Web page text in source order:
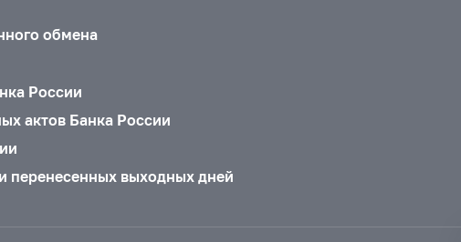
обмена
России
актов Банка России
перенесенных выходных дней